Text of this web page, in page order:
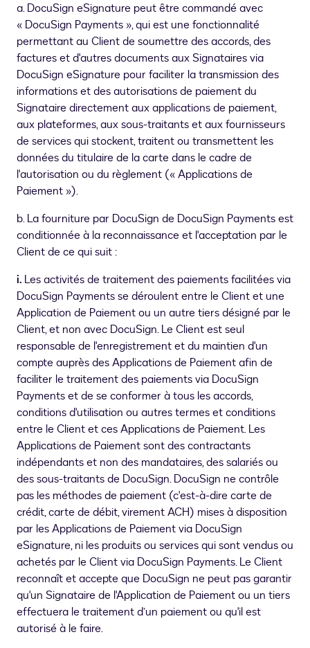
a. DocuSign eSignature peut être commandé avec
« DocuSign Payments », qui est une fonctionnalité
permettant au Client de soumettre des accords, des
factures et d'autres documents aux Signataires via
DocuSign eSignature pour faciliter la transmission des
informations et des autorisations de paiement du
Signataire directement aux applications de paiement,
aux plateformes, aux sous-traitants et aux fournisseurs
de services qui stockent, traitent ou transmettent les
données du titulaire de la carte dans le cadre de
l'autorisation ou du règlement (« Applications de
Paiement »).
b. La fourniture par DocuSign de DocuSign Payments est
conditionnée à la reconnaissance et l'acceptation par le
Client de ce qui suit :
i. Les activités de traitement des paiements facilitées via
DocuSign Payments se déroulent entre le Client et une
Application de Paiement ou un autre tiers désigné par le
Client, et non avec DocuSign. Le Client est seul
responsable de l'enregistrement et du maintien d'un
compte auprès des Applications de Paiement afin de
faciliter le traitement des paiements via DocuSign
Payments et de se conformer à tous les accords,
conditions d'utilisation ou autres termes et conditions
entre le Client et ces Applications de Paiement. Les
Applications de Paiement sont des contractants
indépendants et non des mandataires, des salariés ou
des sous-traitants de DocuSign. DocuSign ne contrôle
pas les méthodes de paiement (c'est-à-dire carte de
crédit, carte de débit, virement ACH) mises à disposition
par les Applications de Paiement via DocuSign
eSignature, ni les produits ou services qui sont vendus ou
achetés par le Client via DocuSign Payments. Le Client
reconnaît et accepte que DocuSign ne peut pas garantir
qu'un Signataire de l'Application de Paiement ou un tiers
effectuera le traitement d’un paiement ou qu'il est
autorisé à le faire.